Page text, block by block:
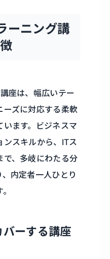
ーニング講
座は、幅広いテー
ーズに対応する柔軟
ます。ビジネスマ
ンスキルから、ITス
で、多岐にわたる分
内定者一人ひとり
ーする講座